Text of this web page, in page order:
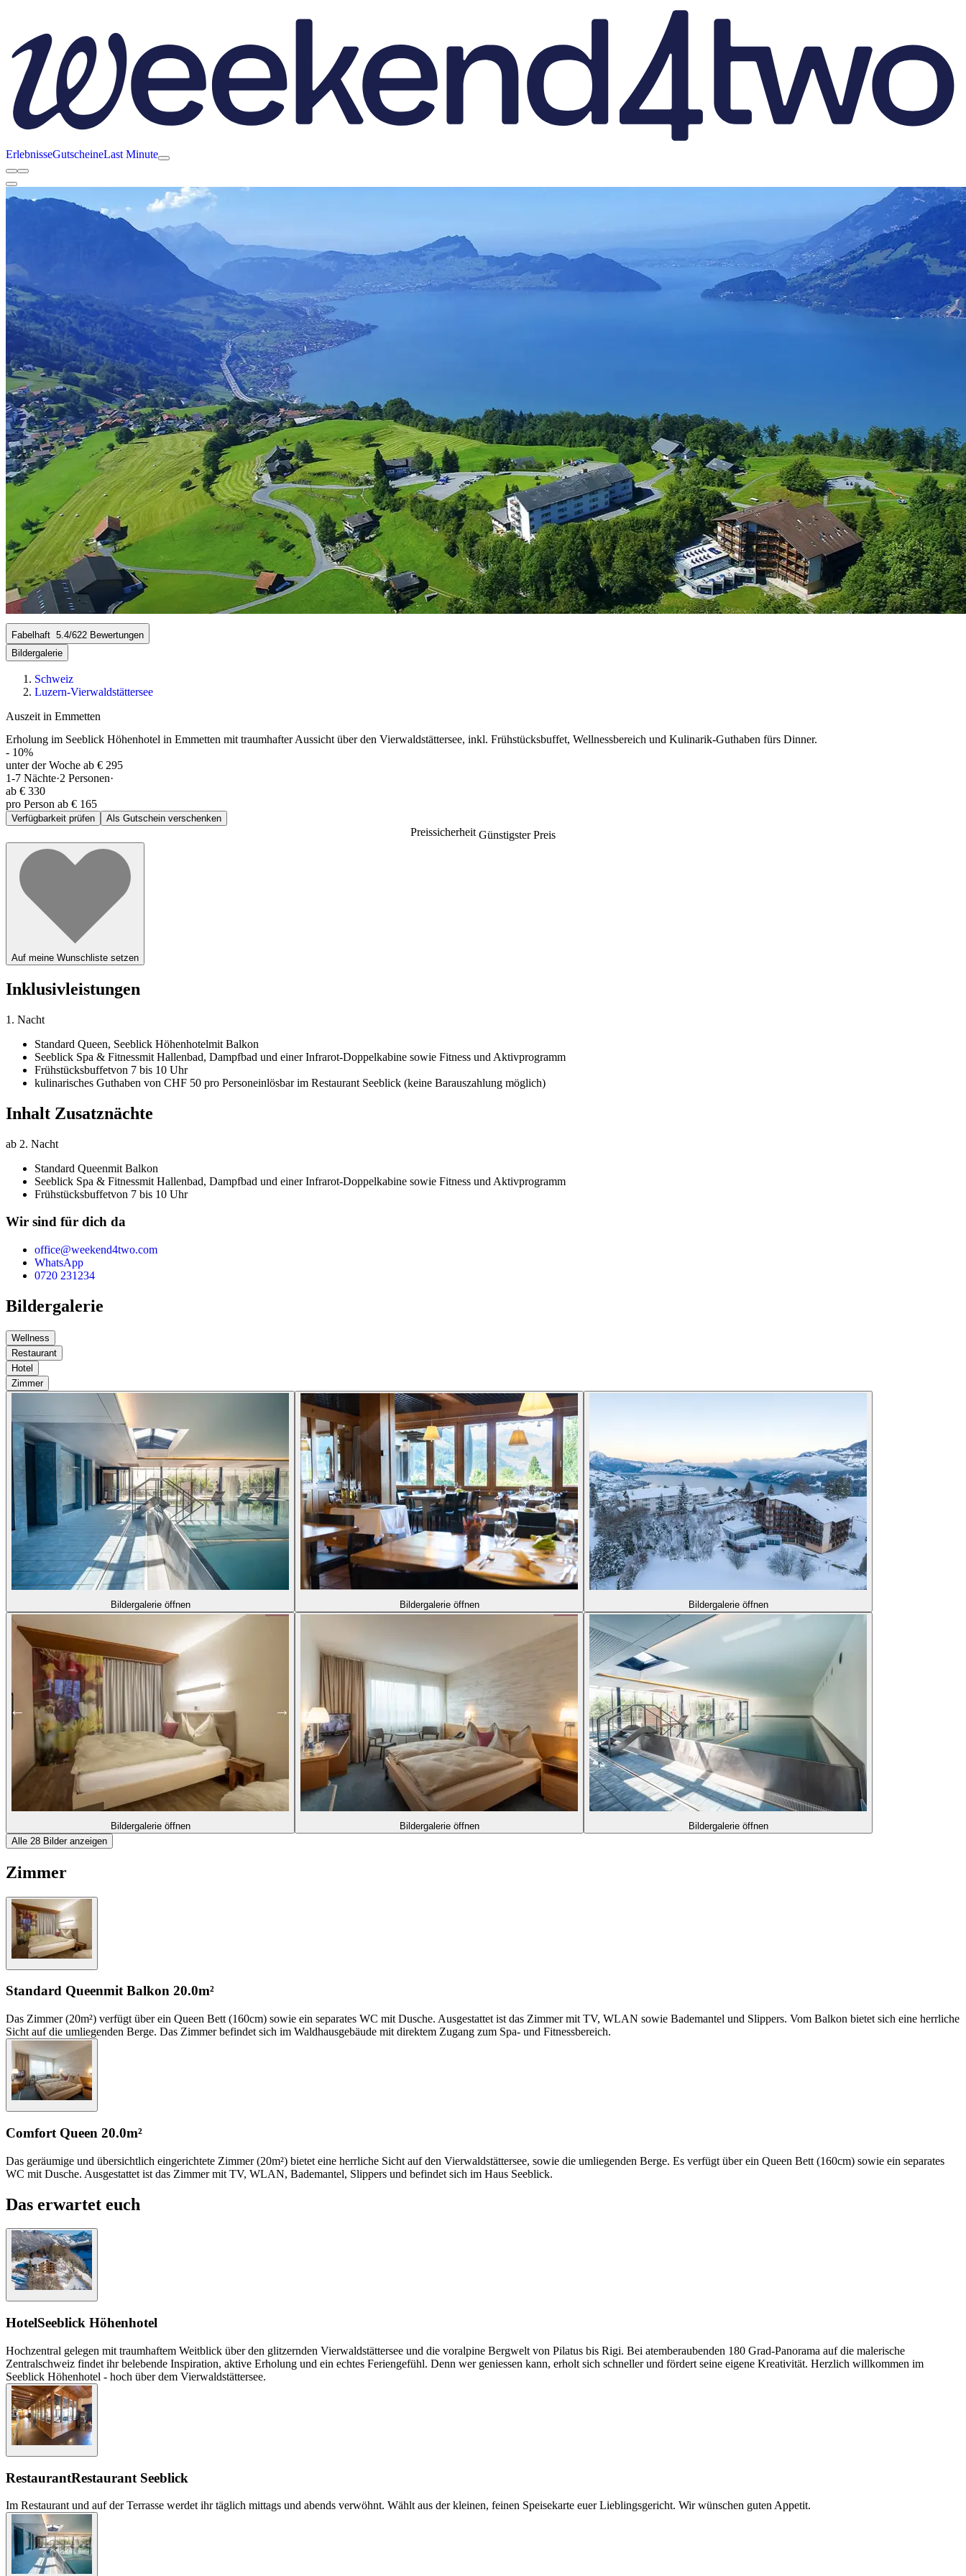
ErlebnisseGutscheineLast Minute
Fabelhaft 5.4/622 Bewertungen
Bildergalerie
Schweiz
Luzern-Vierwaldstättersee
Auszeit in Emmetten
Erholung im Seeblick Höhenhotel in Emmetten mit traumhafter Aussicht über den Vierwaldstättersee, inkl. Frühstücksbuffet, Wellnessbereich und Kulinarik-Guthaben fürs Dinner.
- 10%
unter der Woche ab € 295
1-7 Nächte·2 Personen·
ab € 330
pro Person ab € 165
Verfügbarkeit prüfen Als Gutschein verschenken
Preissicherheit Günstigster Preis
Auf meine Wunschliste setzen
Inklusivleistungen
1. Nacht
Standard Queen, Seeblick Höhenhotelmit Balkon
Seeblick Spa & Fitnessmit Hallenbad, Dampfbad und einer Infrarot-Doppelkabine sowie Fitness und Aktivprogramm
Frühstücksbuffetvon 7 bis 10 Uhr
kulinarisches Guthaben von CHF 50 pro Personeinlösbar im Restaurant Seeblick (keine Barauszahlung möglich)
Inhalt Zusatznächte
ab 2. Nacht
Standard Queenmit Balkon
Seeblick Spa & Fitnessmit Hallenbad, Dampfbad und einer Infrarot-Doppelkabine sowie Fitness und Aktivprogramm
Frühstücksbuffetvon 7 bis 10 Uhr
Wir sind für dich da
office@weekend4two.com
WhatsApp
0720 231234
Bildergalerie
Wellness
Restaurant
Hotel
Zimmer
Bildergalerie öffnen Bildergalerie öffnen Bildergalerie öffnen
Bildergalerie öffnen Bildergalerie öffnen
Bildergalerie öffnen
Alle 28 Bilder anzeigen
Zimmer
Standard Queenmit Balkon 20.0m²
Das Zimmer (20m²) verfügt über ein Queen Bett (160cm) sowie ein separates WC mit Dusche. Ausgestattet ist das Zimmer mit TV, WLAN sowie Bademantel und Slippers. Vom Balkon bietet sich eine herrliche
Sicht auf die umliegenden Berge. Das Zimmer befindet sich im Waldhausgebäude mit direktem Zugang zum Spa- und Fitnessbereich.
Comfort Queen 20.0m²
Das geräumige und übersichtlich eingerichtete Zimmer (20m²) bietet eine herrliche Sicht auf den Vierwaldstättersee, sowie die umliegenden Berge. Es verfügt über ein Queen Bett (160cm) sowie ein separates
WC mit Dusche. Ausgestattet ist das Zimmer mit TV, WLAN, Bademantel, Slippers und befindet sich im Haus Seeblick.
Das erwartet euch
HotelSeeblick Höhenhotel
Hochzentral gelegen mit traumhaftem Weitblick über den glitzernden Vierwaldstättersee und die voralpine Bergwelt von Pilatus bis Rigi. Bei atemberaubenden 180 Grad-Panorama auf die malerische
Zentralschweiz findet ihr belebende Inspiration, aktive Erholung und ein echtes Feriengefühl. Denn wer geniessen kann, erholt sich schneller und fördert seine eigene Kreativität. Herzlich willkommen im
Seeblick Höhenhotel - hoch über dem Vierwaldstättersee.
RestaurantRestaurant Seeblick
Im Restaurant und auf der Terrasse werdet ihr täglich mittags und abends verwöhnt. Wählt aus der kleinen, feinen Speisekarte euer Lieblingsgericht. Wir wünschen guten Appetit.